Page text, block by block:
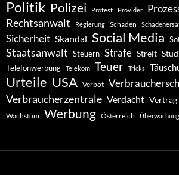
Politik Polizei Protest Provider
Rechtsanwalt Regierung Schaden
Sicherheit Skandal Social Media
Staatsanwalt Steuern Strafe Streit
Telefonwerbung Telekom Teuer Tricks
Urteile USA Verbot
Verbraucherzentrale Verdacht Vertrag
Wachstum Werbung Österreich Überwachung